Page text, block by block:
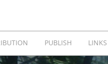
PUBLISH
LINKS